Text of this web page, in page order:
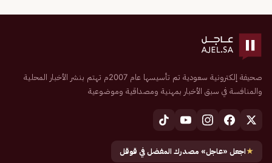
صحيفة إلكترونية سعودية تم تأسيسها عام 2007م تهتم بنشر الأخبار المحلية
والمنافسة في سبق الأخبار بمهنية ومصداقية وموضوعية
★اجعل «عاجل» مصدرك المفضل في قوقل